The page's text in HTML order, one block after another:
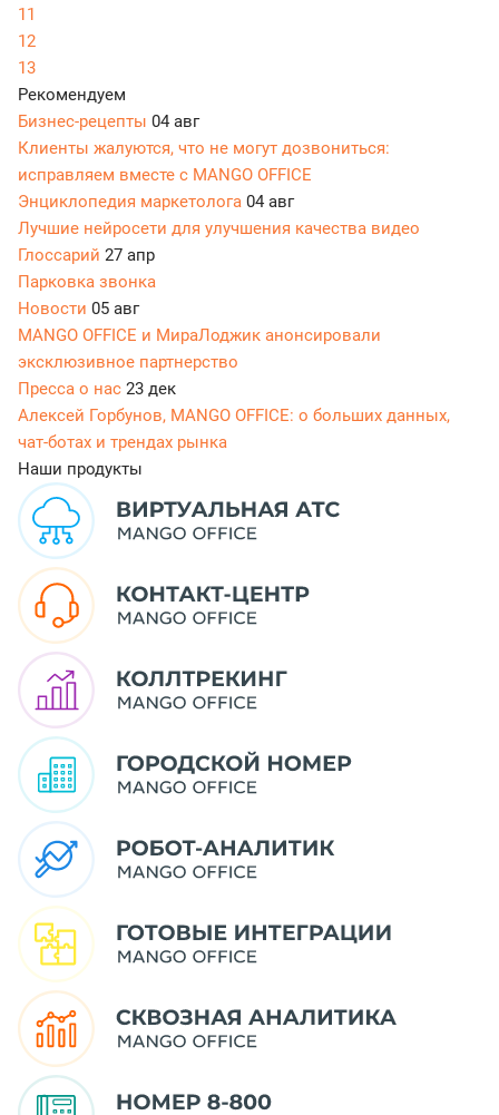
11
12
13
Рекомендуем
Бизнес-рецепты 04 авг
Клиенты жалуются, что не могут дозвониться:
исправляем вместе с MANGO OFFICE
Энциклопедия маркетолога 04 авг
Лучшие нейросети для улучшения качества видео
Глоссарий 27 апр
Парковка звонка
Новости 05 авг
MANGO OFFICE и МираЛоджик анонсировали
эксклюзивное партнерство
Пресса о нас 23 дек
Алексей Горбунов, MANGO OFFICE: о больших данных,
чат-ботах и трендах рынка
Наши продукты